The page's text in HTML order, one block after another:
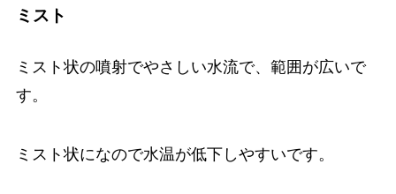
ミスト
ミスト状の噴射でやさしい水流で、範囲が広いで
す。
ミスト状になので水温が低下しやすいです。